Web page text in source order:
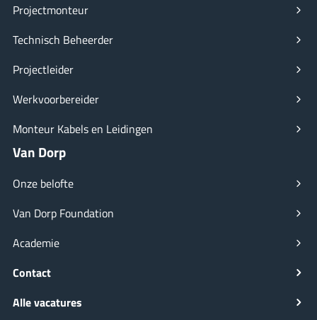
Projectmonteur
Technisch Beheerder
Projectleider
Werkvoorbereider
Monteur Kabels en Leidingen
Van Dorp
Onze belofte
Van Dorp Foundation
Academie
Contact
Alle vacatures